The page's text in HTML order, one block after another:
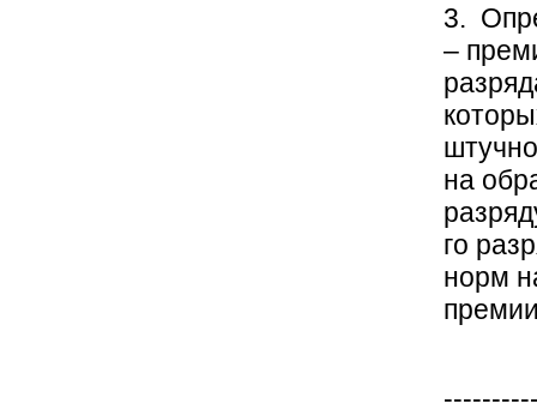
3.
–
на
го
норм